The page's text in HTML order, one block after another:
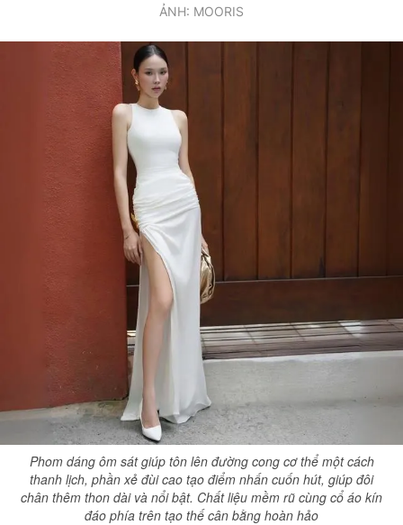
ẢNH: MOORIS
Phom dáng ôm sát giúp tôn lên đường cong cơ thể một cách
thanh lịch, phần xẻ đùi cao tạo điểm nhấn cuốn hút, giúp đôi
chân thêm thon dài và nổi bật. Chất liệu mềm rũ cùng cổ áo kín
đáo phía trên tạo thế cân bằng hoàn hảo